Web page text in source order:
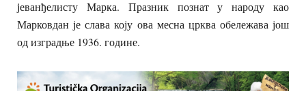
јеванђелисту Марка. Празник познат у народу као
Марковдан је слава коју ова месна црква обележава још
од изградње 1936. године.